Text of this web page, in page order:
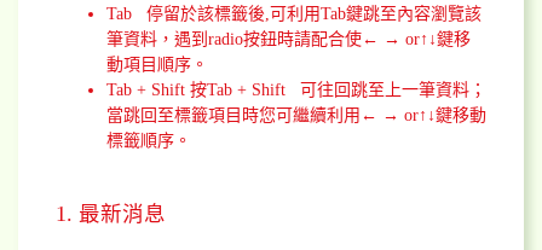
Tab 停留於該標籤後,可利用Tab鍵跳至內容瀏覽該
筆資料，遇到radio按鈕時請配合使← → or↑↓鍵移
動項目順序。
Tab + Shift 按Tab + Shift 可往回跳至上一筆資料；
當跳回至標籤項目時您可繼續利用← → or↑↓鍵移動
標籤順序。
1. 最新消息